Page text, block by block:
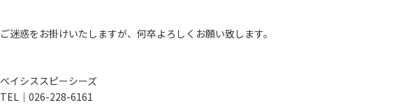
ご迷惑をお掛けいたしますが、何卒よろしくお願い致します。
ベイシススピーシーズ
TEL｜026-228-6161